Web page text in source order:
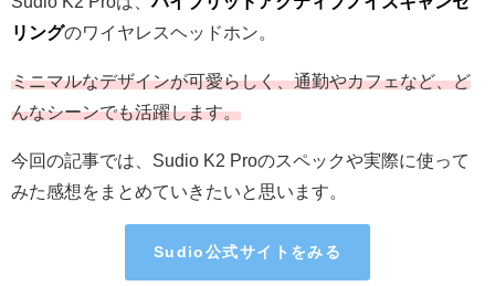
リングのワイヤレスヘッドホン。
ミニマルなデザインが可愛らしく、通勤やカフェなど、ど
んなシーンでも活躍します。
今回の記事では、Sudio K2 Proのスペックや実際に使って
みた感想をまとめていきたいと思います。
Sudio公式サイトをみる